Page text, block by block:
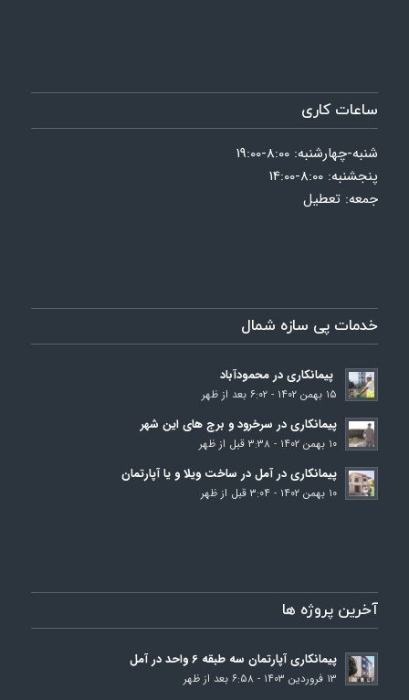
ساعات کاری
شنبه-چهارشنبه: 8:00-19:00
پنجشنبه: 8:00-14:00
جمعه: تعطیل
خدمات پی سازه شمال
پیمانکاری در محمودآباد
۱۵ بهمن ۱۴۰۲ - ۶:۰۲ بعد از ظهر
پیمانکاری در سرخرود و برج‌ های این شهر
۱۰ بهمن ۱۴۰۲ - ۳:۳۸ قبل از ظهر
پیمانکاری در آمل در ساخت ویلا و یا آپارتمان
۱۰ بهمن ۱۴۰۲ - ۳:۰۴ قبل از ظهر
آخرین پروژه ها
پیمانکاری آپارتمان سه طبقه 6 واحد در آمل
۱۳ فروردین ۱۴۰۳ - ۶:۵۸ بعد از ظهر